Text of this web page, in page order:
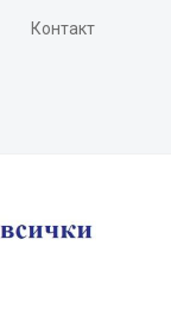
Контакт